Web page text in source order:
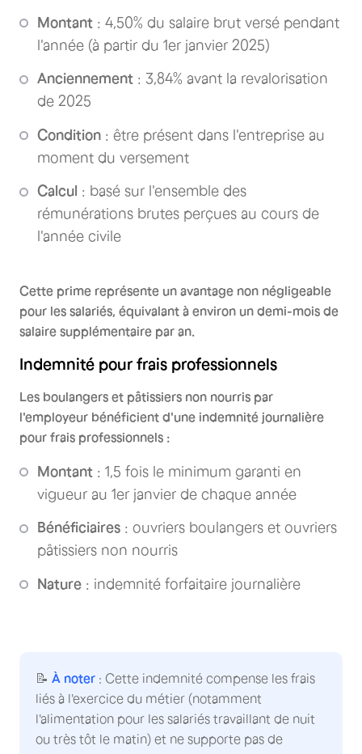
Montant : 4,50% du salaire brut versé pendant
l'année (à partir du 1er janvier 2025)
Anciennement : 3,84% avant la revalorisation
de 2025
Condition : être présent dans l'entreprise au
moment du versement
Calcul : basé sur l'ensemble des
rémunérations brutes perçues au cours de
l'année civile
Cette prime représente un avantage non négligeable
pour les salariés, équivalant à environ un demi-mois de
salaire supplémentaire par an.
Indemnité pour frais professionnels
Les boulangers et pâtissiers non nourris par
l'employeur bénéficient d'une indemnité journalière
pour frais professionnels :
Montant : 1,5 fois le minimum garanti en
vigueur au 1er janvier de chaque année
Bénéficiaires : ouvriers boulangers et ouvriers
pâtissiers non nourris
Nature : indemnité forfaitaire journalière
📝 À noter : Cette indemnité compense les frais
liés à l'exercice du métier (notamment
l'alimentation pour les salariés travaillant de nuit
ou très tôt le matin) et ne supporte pas de